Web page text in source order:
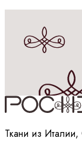
Принимаю
Ткани из